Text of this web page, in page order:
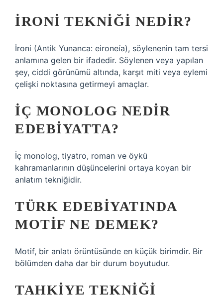
İRONI TEKNIĞI NEDIR?
İroni (Antik Yunanca: eironeía), söylenenin tam tersi
anlamına gelen bir ifadedir. Söylenen veya yapılan
şey, ciddi görünümü altında, karşıt miti veya eylemi
çelişki noktasına getirmeyi amaçlar.
İÇ MONOLOG NEDIR
EDEBIYATTA?
İç monolog, tiyatro, roman ve öykü
kahramanlarının düşüncelerini ortaya koyan bir
anlatım tekniğidir.
TÜRK EDEBIYATINDA
MOTIF NE DEMEK?
Motif, bir anlatı örüntüsünde en küçük birimdir. Bir
bölümden daha dar bir durum boyutudur.
TAHKIYE TEKNIĞI